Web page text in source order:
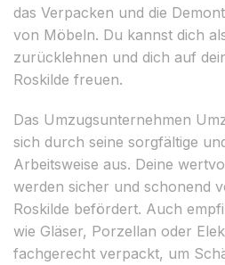
das Verpacken und die
von Möbeln. Du kannst dich
zurücklehnen und dich auf
Roskilde freuen.
Das Umzugsunternehmen
sich durch seine sorgfältige
Arbeitsweise aus. Deine
werden sicher und schonend
Roskilde befördert. Auch
wie Gläser, Porzellan oder
fachgerecht verpackt, um